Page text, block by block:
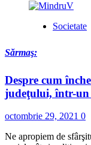
Societate
Sărmaş:
Despre cum
judeţului, într-
octombrie 29, 2021 0
Ne apropiem de